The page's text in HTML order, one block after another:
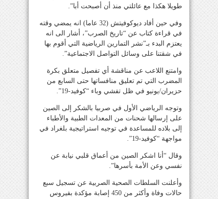
طويلا هكذا مع عائلتي منذ أن أصبحت أبا”.
وفي حين أفاد ديوكوفيتش (32 عاما) انه يمضي وقته
في قراءة كتاب عن “تاريخ الصرب”، أشار الى انه
يعتزم البدء بـ”نشر التمارين الرياضية التي أقوم بها
في شقتنا على وسائل التواصل الاجتماعية”.
وامتنع اللاعب عن مناقشة أي تفصيل متعلق بكرة
المضرب التي تم تعليق منافساتها حتى السابع من
حزيران/يونيو في ظل تفشي وباء “كوفيد-19”.
وتوجه الرياضي الأول في صربيا بالشكر إلى الصين
على إرسالها شحنات من المعدات الطبية والأطباء
إلى بلاده للمساعدة في توجيه استراتيجية بلغراد في
مواجهة “كوفيد-19”.
وقال “أنا اشكر الصين من أعماق قلبي نيابة عن
نفسي وعن الأمة بأسرها”.
وأعلنت السلطات الصحية الصربية عن تسجيل سبع
حالات وفاة وأكثر من 450 إصابة مؤكدة بفيروس